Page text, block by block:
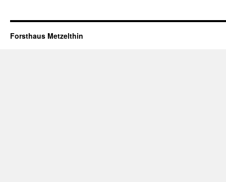
Forsthaus Metzelthin